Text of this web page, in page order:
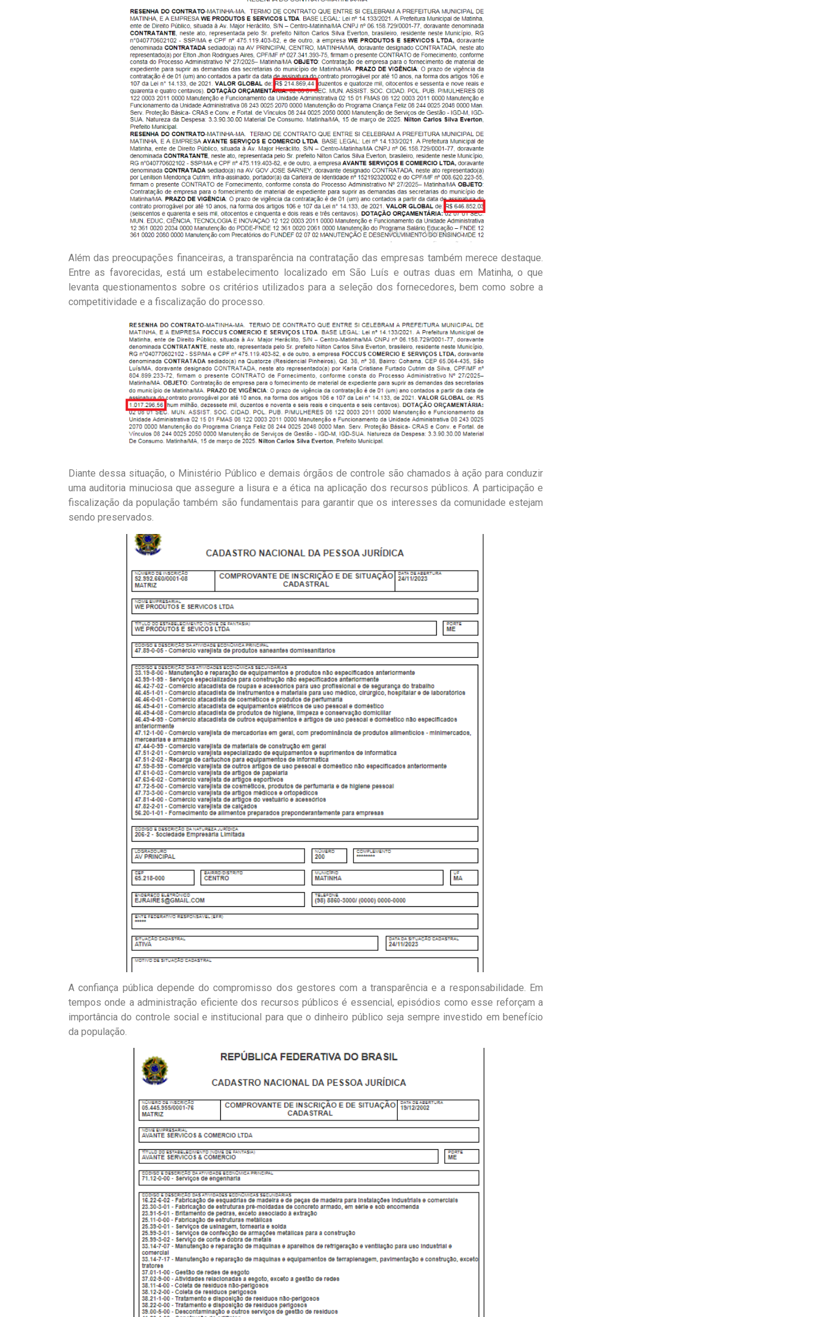
Além das preocupações financeiras, a transparência na contratação das empresas também merece destaque.
Entre as favorecidas, está um estabelecimento localizado em São Luís e outras duas em Matinha, o que
levanta questionamentos sobre os critérios utilizados para a seleção dos fornecedores, bem como sobre a
competitividade e a fiscalização do processo.
Diante dessa situação, o Ministério Público e demais órgãos de controle são chamados à ação para conduzir
uma auditoria minuciosa que assegure a lisura e a ética na aplicação dos recursos públicos. A participação e
fiscalização da população também são fundamentais para garantir que os interesses da comunidade estejam
sendo preservados.
A confiança pública depende do compromisso dos gestores com a transparência e a responsabilidade. Em
tempos onde a administração eficiente dos recursos públicos é essencial, episódios como esse reforçam a
importância do controle social e institucional para que o dinheiro público seja sempre investido em benefício
da população.